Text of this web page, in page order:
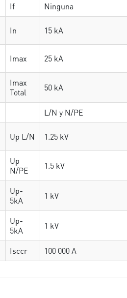
If
Ninguna
In 15 kA
Imax 25 kA
Imax
Total
50 kA
L/N y N/PE
Up L/N 1.25 kV
Up
N/PE
1.5 kV
Up-
5kA
1 kV
Up-
5kA
1 kV
Isccr 100 000 A